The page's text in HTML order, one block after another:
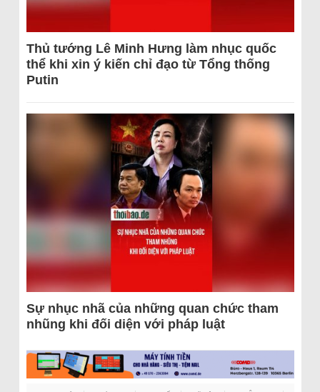
Thủ tướng Lê Minh Hưng làm nhục quốc
thể khi xin ý kiến chỉ đạo từ Tổng thống
Putin
Sự nhục nhã của những quan chức tham
nhũng khi đối diện với pháp luật